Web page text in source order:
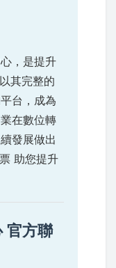
，是提升
其完整的
台，成為
在數位轉
發展做出
助您提升
官方聯